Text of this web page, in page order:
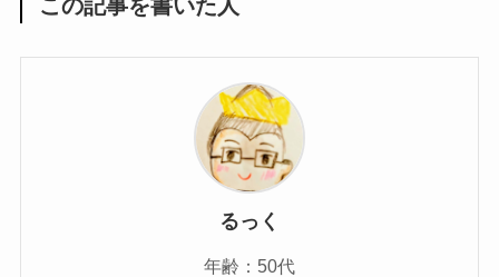
この記事を書いた人
るっく
年齢：50代